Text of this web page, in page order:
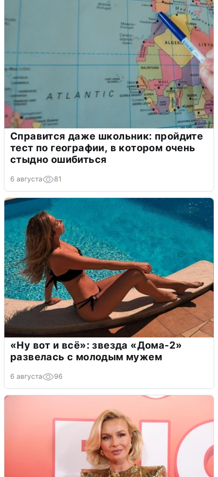
Справится даже школьник: пройдите
тест по географии, в котором очень
стыдно ошибиться
6 августа 81
«Ну вот и всё»: звезда «Дома-2»
развелась с молодым мужем
6 августа 96